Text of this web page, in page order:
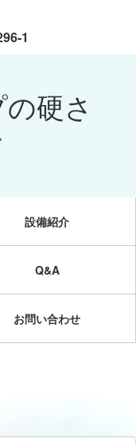
1
硬さ
設備紹介
Q&A
お問い合わせ